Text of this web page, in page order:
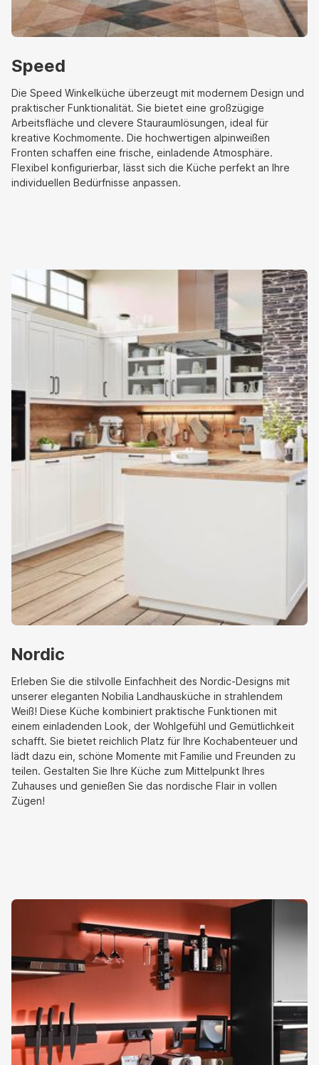
Speed
Die Speed Winkelküche überzeugt mit modernem Design und
praktischer Funktionalität. Sie bietet eine großzügige
Arbeitsfläche und clevere Stauraumlösungen, ideal für
kreative Kochmomente. Die hochwertigen alpinweißen
Fronten schaffen eine frische, einladende Atmosphäre.
Flexibel konfigurierbar, lässt sich die Küche perfekt an Ihre
individuellen Bedürfnisse anpassen.
Nordic
Erleben Sie die stilvolle Einfachheit des Nordic-Designs mit
unserer eleganten Nobilia Landhausküche in strahlendem
Weiß! Diese Küche kombiniert praktische Funktionen mit
einem einladenden Look, der Wohlgefühl und Gemütlichkeit
schafft. Sie bietet reichlich Platz für Ihre Kochabenteuer und
lädt dazu ein, schöne Momente mit Familie und Freunden zu
teilen. Gestalten Sie Ihre Küche zum Mittelpunkt Ihres
Zuhauses und genießen Sie das nordische Flair in vollen
Zügen!